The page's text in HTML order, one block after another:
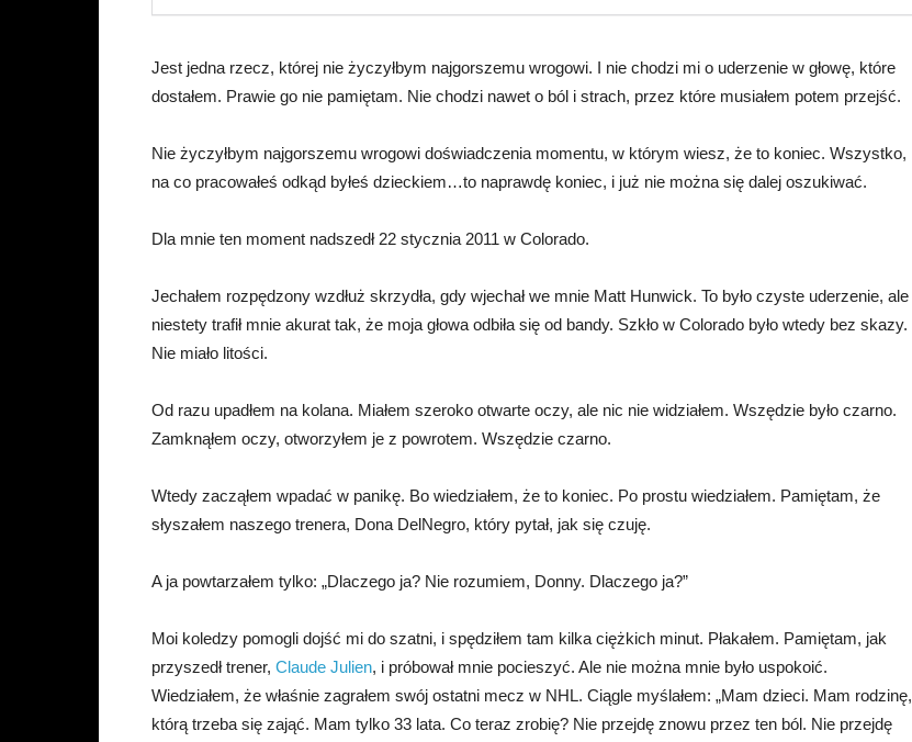
Jest jedna rzecz, której nie życzyłbym najgorszemu wrogowi. I nie chodzi mi o uderzenie w głowę, które
dostałem. Prawie go nie pamiętam. Nie chodzi nawet o ból i strach, przez które musiałem potem przejść.
Nie życzyłbym najgorszemu wrogowi doświadczenia momentu, w którym wiesz, że to koniec. Wszystko,
na co pracowałeś odkąd byłeś dzieckiem…to naprawdę koniec, i już nie można się dalej oszukiwać.
Dla mnie ten moment nadszedł 22 stycznia 2011 w Colorado.
Jechałem rozpędzony wzdłuż skrzydła, gdy wjechał we mnie Matt Hunwick. To było czyste uderzenie, ale
niestety trafił mnie akurat tak, że moja głowa odbiła się od bandy. Szkło w Colorado było wtedy bez skazy.
Nie miało litości.
Od razu upadłem na kolana. Miałem szeroko otwarte oczy, ale nic nie widziałem. Wszędzie było czarno.
Zamknąłem oczy, otworzyłem je z powrotem. Wszędzie czarno.
Wtedy zacząłem wpadać w panikę. Bo wiedziałem, że to koniec. Po prostu wiedziałem. Pamiętam, że
słyszałem naszego trenera, Dona DelNegro, który pytał, jak się czuję.
A ja powtarzałem tylko: „Dlaczego ja? Nie rozumiem, Donny. Dlaczego ja?”
Moi koledzy pomogli dojść mi do szatni, i spędziłem tam kilka ciężkich minut. Płakałem. Pamiętam, jak
przyszedł trener, Claude Julien, i próbował mnie pocieszyć. Ale nie można mnie było uspokoić.
Wiedziałem, że właśnie zagrałem swój ostatni mecz w NHL. Ciągle myślałem: „Mam dzieci. Mam rodzinę,
którą trzeba się zająć. Mam tylko 33 lata. Co teraz zrobię? Nie przejdę znowu przez ten ból. Nie przejdę